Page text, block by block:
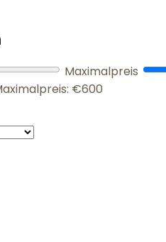
Maximalpreis
€600